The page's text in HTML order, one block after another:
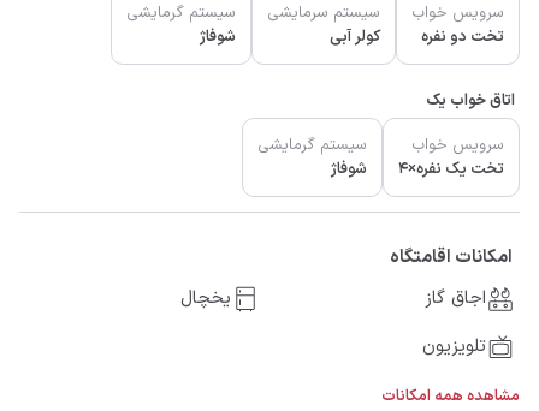
سرویس خواب
تخت دو نفره
سیستم سرمایشی
کولر آبی
سیستم گرمایشی
شوفاژ
اتاق خواب یک
سرویس خواب
تخت یک نفره×4
سیستم گرمایشی
شوفاژ
امکانات اقامتگاه
اجاق گاز
یخچال
تلویزیون
مشاهده همه امکانات